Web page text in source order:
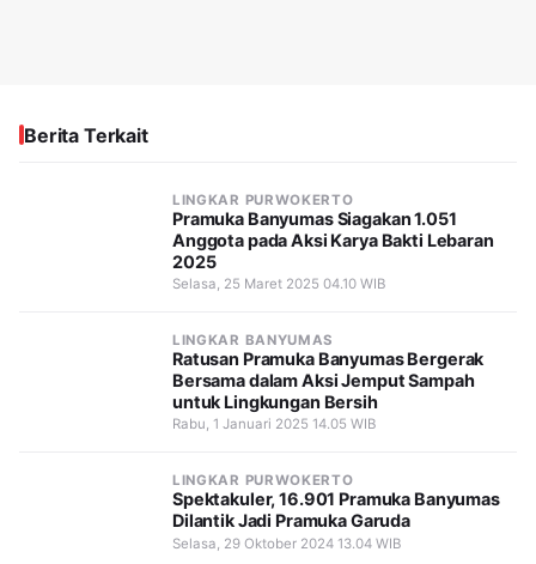
Berita Terkait
LINGKAR PURWOKERTO
Pramuka Banyumas Siagakan 1.051
Anggota pada Aksi Karya Bakti Lebaran
2025
Selasa, 25 Maret 2025 04.10 WIB
LINGKAR BANYUMAS
Ratusan Pramuka Banyumas Bergerak
Bersama dalam Aksi Jemput Sampah
untuk Lingkungan Bersih
Rabu, 1 Januari 2025 14.05 WIB
LINGKAR PURWOKERTO
Spektakuler, 16.901 Pramuka Banyumas
Dilantik Jadi Pramuka Garuda
Selasa, 29 Oktober 2024 13.04 WIB